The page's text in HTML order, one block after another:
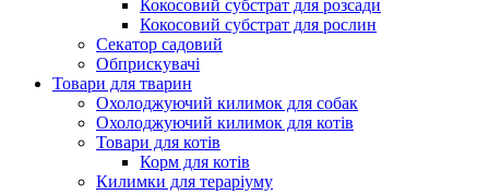
Кокосовий субстрат для розсади
Кокосовий субстрат для рослин
Секатор садовий
Обприскувачі
Товари для тварин
Охолоджуючий килимок для собак
Охолоджуючий килимок для котів
Товари для котів
Корм для котів
Килимки для тераріуму